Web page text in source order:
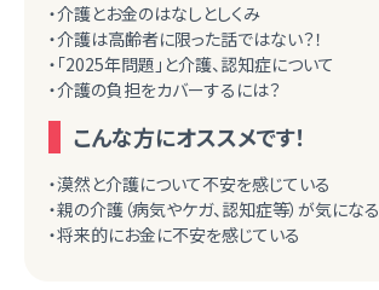
・介護とお金のはなしとしくみ
・介護は高齢者に限った話ではない？！
・「2025年問題」と介護、認知症について
・介護の負担をカバーするには？
こんな方にオススメです！
・漠然と介護について不安を感じている
・親の介護（病気やケガ、認知症等）が気になる
・将来的にお金に不安を感じている